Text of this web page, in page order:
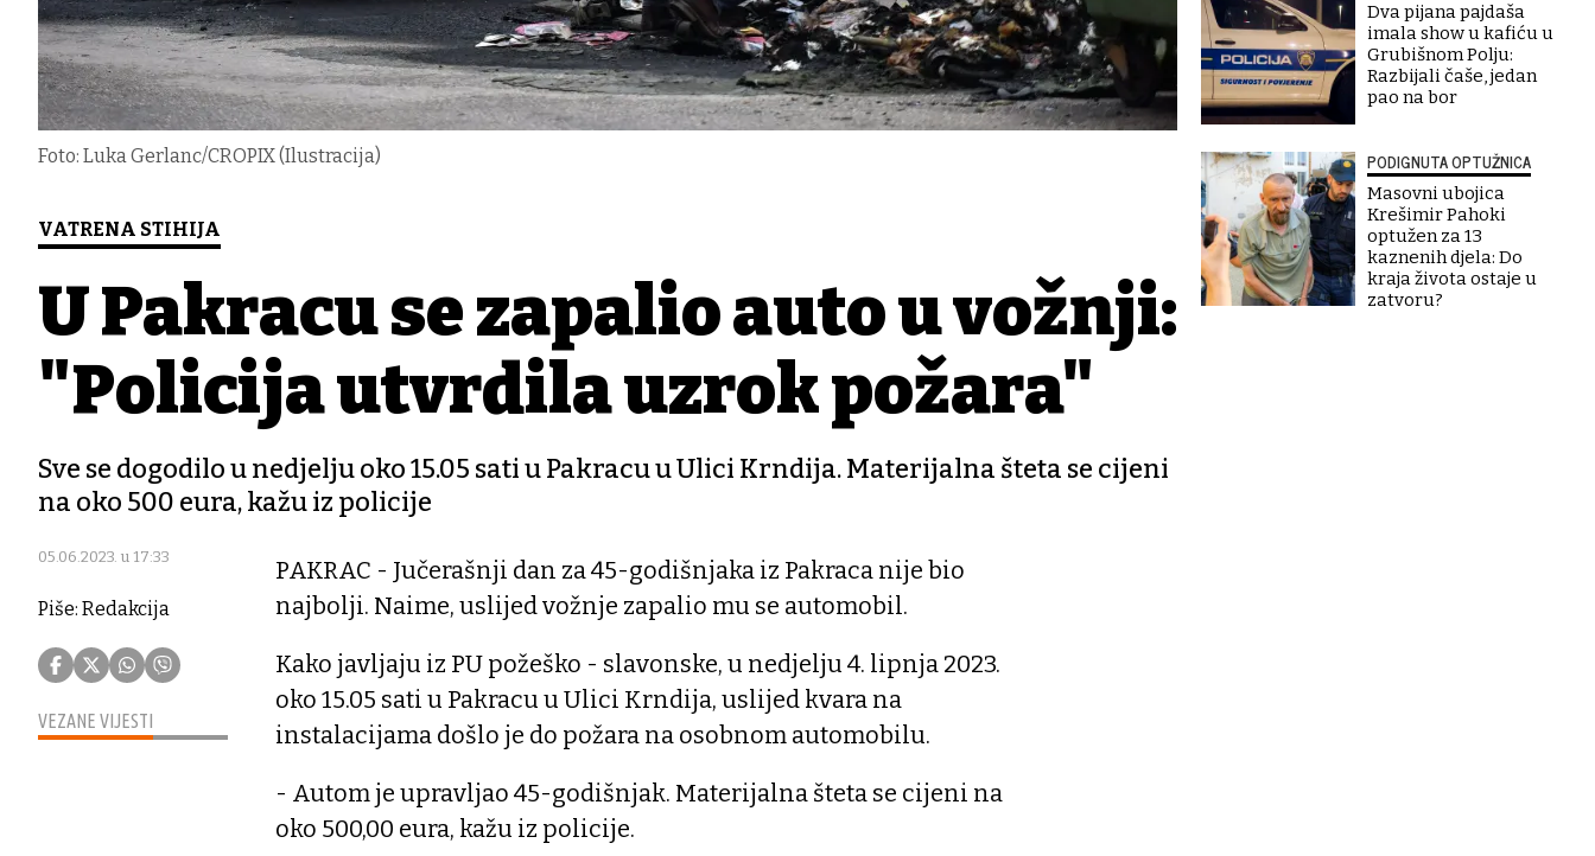
Foto: Luka Gerlanc/CROPIX (Ilustracija)
VATRENA STIHIJA
U Pakracu se zapalio auto u vožnji:
"Policija utvrdila uzrok požara"
Sve se dogodilo u nedjelju oko 15.05 sati u Pakracu u Ulici Krndija. Materijalna šteta se cijeni
na oko 500 eura, kažu iz policije
05.06.2023. u 17:33
Piše: Redakcija
VEZANE VIJESTI
PAKRAC - Jučerašnji dan za 45-godišnjaka iz Pakraca nije bio
najbolji. Naime, uslijed vožnje zapalio mu se automobil.
Kako javljaju iz PU požeško - slavonske, u nedjelju 4. lipnja 2023.
oko 15.05 sati u Pakracu u Ulici Krndija, uslijed kvara na
instalacijama došlo je do požara na osobnom automobilu.
- Autom je upravljao 45-godišnjak. Materijalna šteta se cijeni na
oko 500,00 eura, kažu iz policije.
Dva pijana pajdaša
imala show u kafiću u
Grubišnom Polju:
Razbijali čaše, jedan
pao na bor
PODIGNUTA OPTUŽNICA
Masovni ubojica
Krešimir Pahoki
optužen za 13
kaznenih djela: Do
kraja života ostaje u
zatvoru?